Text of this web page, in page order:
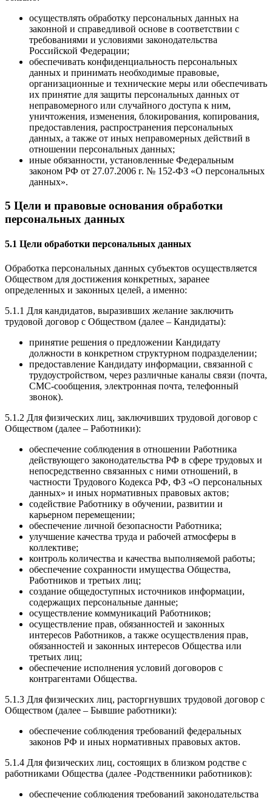
осуществлять обработку персональных данных на
законной и справедливой основе в соответствии с
требованиями и условиями законодательства
Российской Федерации;
обеспечивать конфиденциальность персональных
данных и принимать необходимые правовые,
организационные и технические меры или обеспечивать
их принятие для защиты персональных данных от
неправомерного или случайного доступа к ним,
уничтожения, изменения, блокирования, копирования,
предоставления, распространения персональных
данных, а также от иных неправомерных действий в
отношении персональных данных;
иные обязанности, установленные Федеральным
законом РФ от 27.07.2006 г. № 152-ФЗ «О персональных
данных».
5 Цели и правовые основания обработки
персональных данных
5.1 Цели обработки персональных данных
Обработка персональных данных субъектов осуществляется
Обществом для достижения конкретных, заранее
определенных и законных целей, а именно:
5.1.1 Для кандидатов, выразивших желание заключить
трудовой договор с Обществом (далее – Кандидаты):
принятие решения о предложении Кандидату
должности в конкретном структурном подразделении;
предоставление Кандидату информации, связанной с
трудоустройством, через различные каналы связи (почта,
СМС-сообщения, электронная почта, телефонный
звонок).
5.1.2 Для физических лиц, заключивших трудовой договор с
Обществом (далее – Работники):
обеспечение соблюдения в отношении Работника
действующего законодательства РФ в сфере трудовых и
непосредственно связанных с ними отношений, в
частности Трудового Кодекса РФ, ФЗ «О персональных
данных» и иных нормативных правовых актов;
содействие Работнику в обучении, развитии и
карьерном перемещении;
обеспечение личной безопасности Работника;
улучшение качества труда и рабочей атмосферы в
коллективе;
контроль количества и качества выполняемой работы;
обеспечение сохранности имущества Общества,
Работников и третьих лиц;
создание общедоступных источников информации,
содержащих персональные данные;
осуществление коммуникаций Работников;
осуществление прав, обязанностей и законных
интересов Работников, а также осуществления прав,
обязанностей и законных интересов Общества или
третьих лиц;
обеспечение исполнения условий договоров с
контрагентами Общества.
5.1.3 Для физических лиц, расторгнувших трудовой договор с
Обществом (далее – Бывшие работники):
обеспечение соблюдения требований федеральных
законов РФ и иных нормативных правовых актов.
5.1.4 Для физических лиц, состоящих в близком родстве с
работниками Общества (далее -Родственники работников):
обеспечение соблюдения требований законодательства